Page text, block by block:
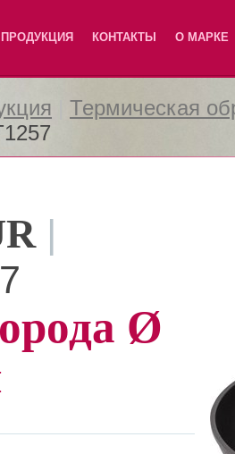
ПРОДУКЦИЯ КОНТАКТЫ О МАРКЕ
Термическая
|
Ø